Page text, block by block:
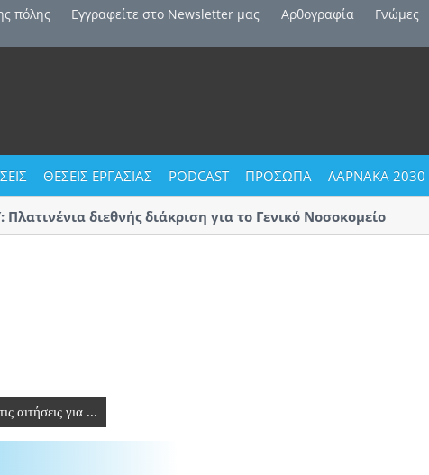
πόλης Εγγραφείτε στο Newsletter μας Αρθογραφία
Γνώμες
ΘΕΣΕΙΣ ΕΡΓΑΣΙΑΣ PODCAST ΠΡΟΣΩΠΑ ΛΑΡΝΑΚΑ 2030
διεθνής διάκριση για το Γενικό Νοσοκομείο
αιτήσεις για ...